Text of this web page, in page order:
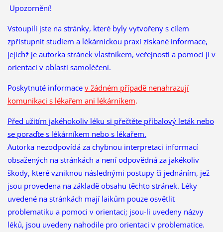
Upozornění!
Vstoupili jste na stránky, které byly vytvořeny s cílem
zpřístupnit studiem a lékárnickou praxí získané informace,
jejichž je autorka stránek vlastníkem, veřejnosti a pomoci ji v
orientaci v oblasti samoléčení.
Poskytnuté informace v žádném případě nenahrazují
komunikaci s lékařem ani lékárníkem.
Před užitím jakéhokoliv léku si přečtěte příbalový leták nebo
se poraďte s lékárníkem nebo s lékařem.
Autorka nezodpovídá za chybnou interpretaci informací
obsažených na stránkách a není odpovědná za jakékoliv
škody, které vzniknou následnými postupy či jednáním, jež
jsou provedena na základě obsahu těchto stránek. Léky
uvedené na stránkách mají laikům pouze osvětlit
problematiku a pomoci v orientaci; jsou-li uvedeny názvy
léků, jsou uvedeny nahodile pro orientaci v problematice.